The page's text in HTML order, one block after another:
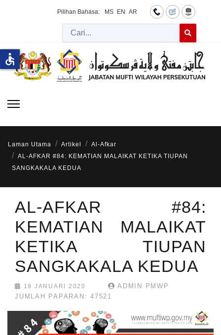
Pilihan Bahasa: MS EN AR
Cari
Laman Utama Artikel
Al-Afkar
AL-AFKAR #84: KEMATIAN MALAIKAT KETIKA TIUPAN
SANGKAKALA KEDUA
AL-AFKAR #84:
KEMATIAN MALAIKAT
KETIKA TIUPAN
SANGKAKALA KEDUA
19 JANUARI 2020
ADMIN PMWP
JUMLAH PAPARAN: 47521
accessible